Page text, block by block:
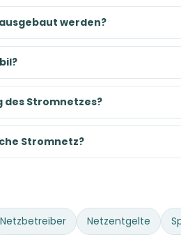
werden?
des Stromnetzes?
Stromnetz?
Netzbetreiber Netzentgelte